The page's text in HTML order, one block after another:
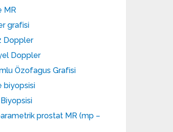
MR
grafisi
Doppler
Doppler
Özofagus Grafisi
biyopsisi
prostat MR (mp –